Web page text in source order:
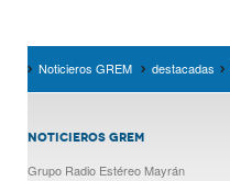
Noticieros GREM destacadas
NOTICIEROS GREM
Grupo Radio Estéreo Mayrán